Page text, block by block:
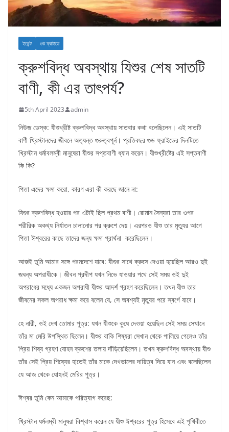
ইভেন্ট গুড ফ্রাইডে
ক্রুশবিদ্ধ অবস্থায় যিশুর শেষ সাতটি
বাণী, কী এর তাৎপর্য?
5th April 2023 admin
নিউজ ডেস্ক: যীশুখ্রীষ্ট ক্রুশবিদ্ধ অবস্থায় সাতবার কথা বলেছিলেন। এই সাতটি
বাণী খ্রিস্টানদের জীবনে অত্যন্ত গুরুত্বপূর্ন। প্রতিবছর গুড ফ্রাইডের দিনটিতে
খ্রিস্টান ধর্মাবলম্বী মানুষেরা যীশুর সপ্তবাণী ধ্যান করেন। যীশুখ্রীষ্টের এই সপ্তবাণী
কি কি?
পিতা এদের ক্ষমা করো, কারণ এরা কী করছে জানে না:
যিশুর ক্রুশবিদ্ধ হওয়ার পর এটাই ছিল প্রথম বাণী। রোমান সৈন্যরা তার ওপর
শরীরিক অকথ্য নির্যাতন চালানোর পর ক্রুশে দেয়। এরপরও যীশু তার মৃত্যুর আগে
পিতা ঈশ্বরের কাছে তাদের জন্য ক্ষমা প্রার্থনা করেছিলেন।
আজই তুমি আমার সঙ্গে পরমদেশে যাবে: যীশুর সাথে ক্রুসে দেওয়া হয়েছিল আরও দুই
জঘন্য অপরাধীকে। জীবন প্রদীপ যখন নিভে যাওয়ার পথে সেই সময় ওই দুই
অপরাধের মধ্যে একজন অপরাধী যীশুর আদর্শ গ্রহণ করেছিলেন। তখন যীশু তার
জীবনের সকল অপরাধ ক্ষমা করে বলেন যে, সে অবশ্যই মৃত্যুর পরে স্বর্গে যাবে।
হে নারী, ওই দেখ তোমার পুত্র: যখন যীশুকে কুষে দেওয়া হয়েছিল সেই সময় সেখানে
তাঁর মা মেরি উপস্থিত ছিলেন। যীশুর বাকি শিষ্যরা সেখান থেকে পালিয়ে গেলেও তাঁর
প্রিয় শিষ্য গ্রহণ যোহন ক্রুশের তলায় দাঁড়িয়েছিলেন। তখন ক্রুশবিদ্ধ অবস্থায় যীশু
তাঁর সেই প্রিয় শিষ্যের হাতেই তাঁর মাকে দেখভালের দায়িত্ব দিয়ে যান এবং বলেছিলেন
যে আজ থেকে যোহনই মেরির পুত্র।
ঈশ্বর তুমি কেন আমাকে পরিত্যাগ করেছ:
খ্রিস্টান ধর্মলম্বী মানুষরা বিশ্বাস করেন যে যীশু ঈশ্বরের পুত্র হিসেবে এই পৃথিবীতে